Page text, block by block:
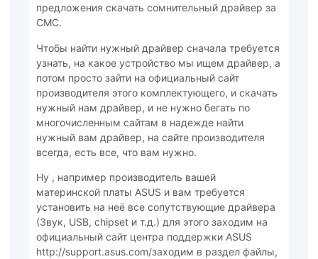
предложения скачать сомнительный драйвер за
СМС.
Чтобы найти нужный драйвер сначала требуется
узнать, на какое устройство мы ищем драйвер, а
потом просто зайти на официальный сайт
производителя этого комплектующего, и скачать
нужный нам драйвер, и не нужно бегать по
многочисленным сайтам в надежде найти
нужный вам драйвер, на сайте производителя
всегда, есть все, что вам нужно.
Ну , например производитель вашей
материнской платы ASUS и вам требуется
установить на неё все сопутствующие драйвера
(Звук, USB, chipset и т.д.) для этого заходим на
официальный сайт центра поддержки ASUS
http://support.asus.com/заходим в раздел файлы,